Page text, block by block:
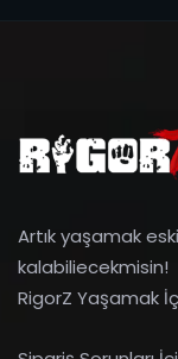
Artık yaşamak
kalabiliecekmisin!
RigorZ Yaşamak